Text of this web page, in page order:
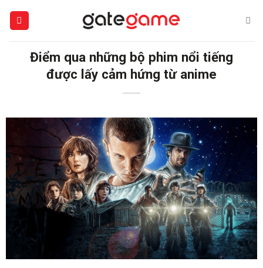
Điểm qua những bộ phim nổi tiếng
được lấy cảm hứng từ anime